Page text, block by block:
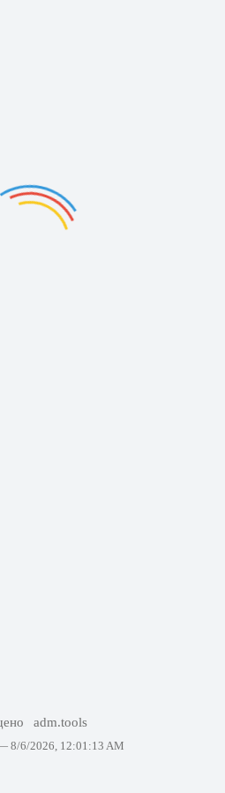
adm.tools
8/6/2026, 12:01:13 AM